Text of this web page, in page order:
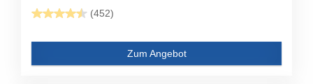
(452)
Zum Angebot